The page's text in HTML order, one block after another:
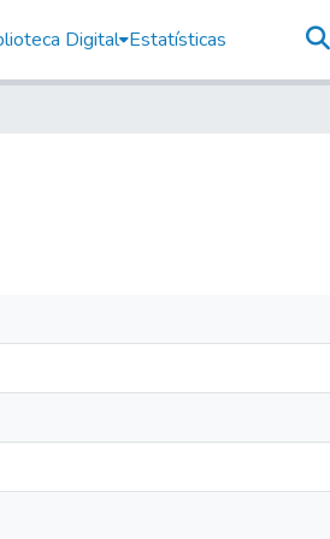
Digital Estatísticas